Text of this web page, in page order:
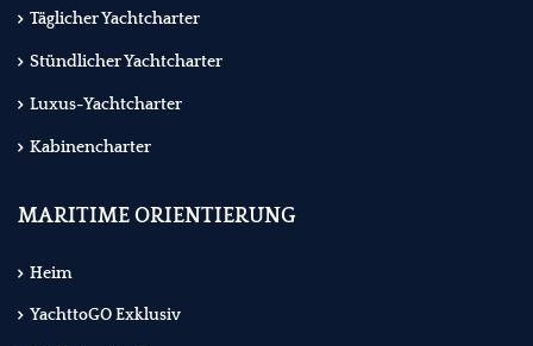
Täglicher Yachtcharter
Stündlicher Yachtcharter
Luxus-Yachtcharter
Kabinencharter
MARITIME ORIENTIERUNG
Heim
YachttoGO Exklusiv